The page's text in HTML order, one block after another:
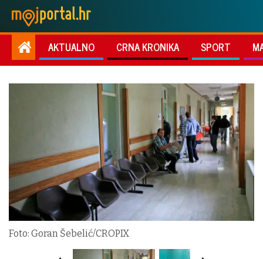
AKTUALNO CRNA KRONIKA SPORT
Foto: Goran Šebelić/CROPIX